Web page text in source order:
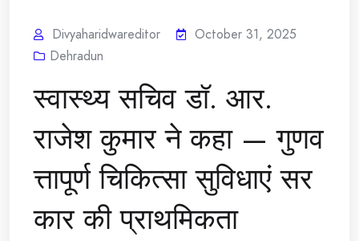
Divyaharidwareditor
October 31, 2025
Dehradun
स्वास्थ्य सचिव डॉ. आर.
राजेश कुमार ने कहा — गुणव
त्तापूर्ण चिकित्सा सुविधाएं सर
कार की प्राथमिकता